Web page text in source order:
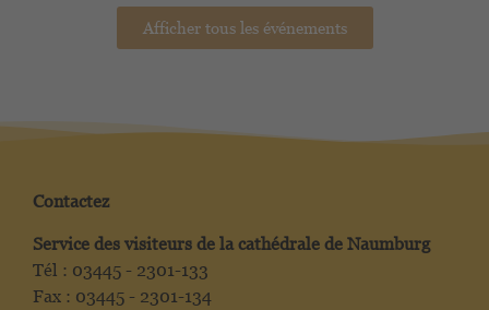
Afficher tous les événements
Contactez
Service des visiteurs de la cathédrale de Naumburg
Tél : 03445 - 2301-133
Fax : 03445 - 2301-134